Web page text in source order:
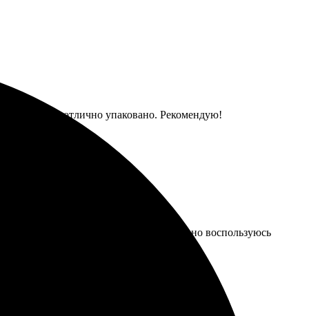
всё в срок, отлично упаковано. Рекомендую!
яркие цвета и четкость. Обязательно воспользуюсь